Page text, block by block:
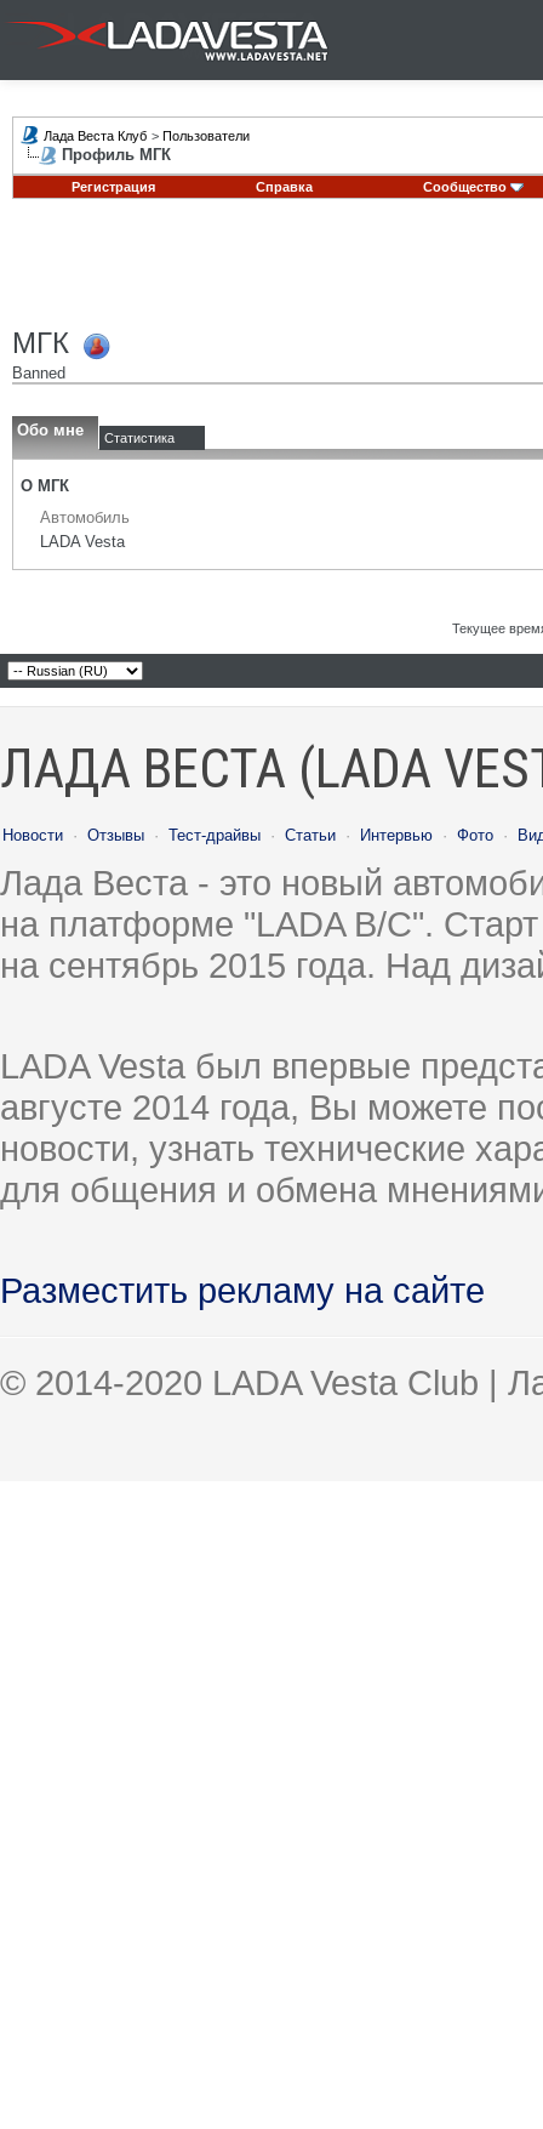
Лада Веста Клуб > Пользователи
Профиль МГК
Регистрация Справка Сообщество
МГК
Banned
Обо мне Статистика
О МГК
Автомобиль
LADA Vesta
Текущее
ЛАДА ВЕСТА (LADA
Новости · Отзывы · Тест-драйвы · Статьи · Интервью · Фото ·
Лада Веста - это новый
на платформе "LADA B/C".
на сентябрь 2015 года. Над
LADA Vesta был впервые
августе 2014 года, Вы можете
новости, узнать технические
для общения и обмена
Разместить рекламу на сайте
© 2014-2020 LADA Vesta Club |